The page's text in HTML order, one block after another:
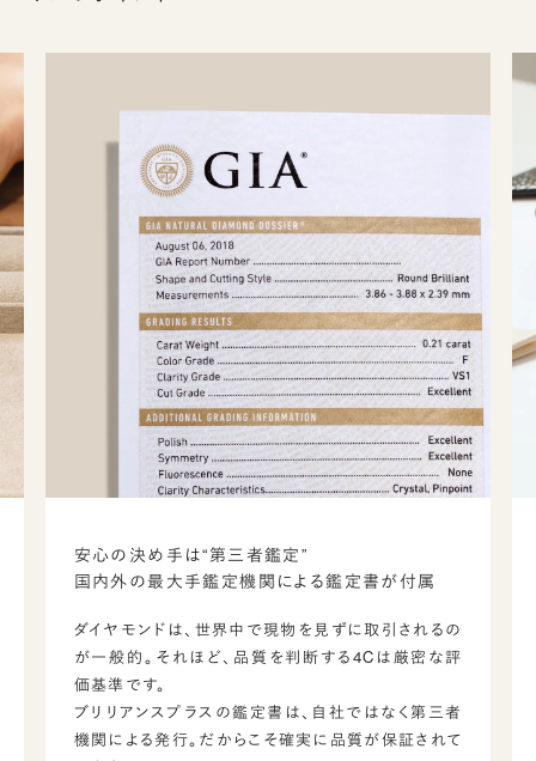
安心の決め手は“第三者鑑定”
国内外の最大手鑑定機関による鑑定書が付属
ダイヤモンドは、世界中で現物を見ずに取引されるの
が一般的。それほど、品質を判断する4Cは厳密な評
価基準です。
ブリリアンスプラスの鑑定書は、自社ではなく第三者
機関による発行。だからこそ確実に品質が保証されて